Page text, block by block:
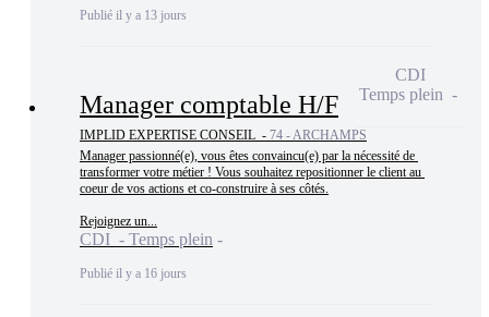
Publié il y a 13 jours
Manager comptable H/F
IMPLID EXPERTISE CONSEIL - 74 - ARCHAMPS
Manager passionné(e), vous êtes convaincu(e) par la nécessité de
transformer votre métier ! Vous souhaitez repositionner le client au
coeur de vos actions et co-construire à ses côtés.
Rejoignez un...
CDI - Temps plein
Publié il y a 16 jours
CDI
Temps plein